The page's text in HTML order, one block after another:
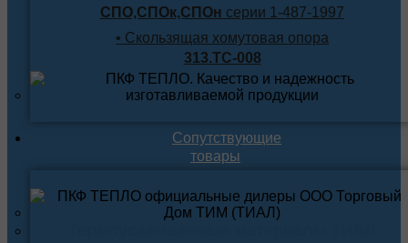
СПО,СПОк,СПОн серии 1-487-1997
• Скользящая хомутовая опора
313.ТС-008
Сопутствующие
товары